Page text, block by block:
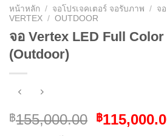
หน้าหลัก / จอโปรเจคเตอร์ จอรับภาพ / จ
VERTEX / OUTDOOR
จอ Vertex LED Full
(Outdoor)
฿155,000.00 Original
฿